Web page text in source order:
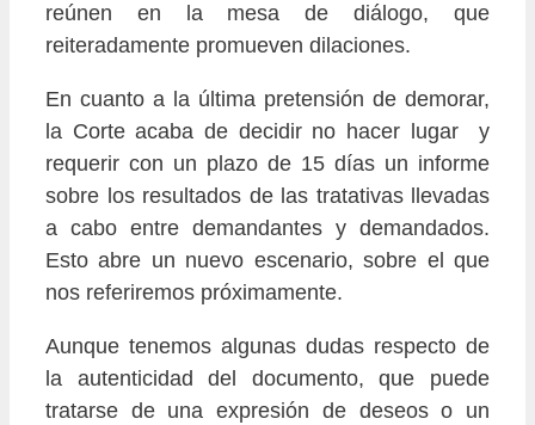
reúnen en la mesa de diálogo, que
reiteradamente promueven dilaciones.
En cuanto a la última pretensión de demorar,
la Corte acaba de decidir no hacer lugar y
requerir con un plazo de 15 días un informe
sobre los resultados de las tratativas llevadas
a cabo entre demandantes y demandados.
Esto abre un nuevo escenario, sobre el que
nos referiremos próximamente.
Aunque tenemos algunas dudas respecto de
la autenticidad del documento, que puede
tratarse de una expresión de deseos o un